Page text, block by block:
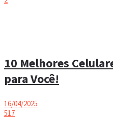
10 Melhores
para Você!
16/04/2025
517